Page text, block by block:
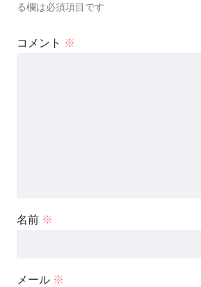
る欄は必須項目です
コメント ※
名前 ※
メール ※